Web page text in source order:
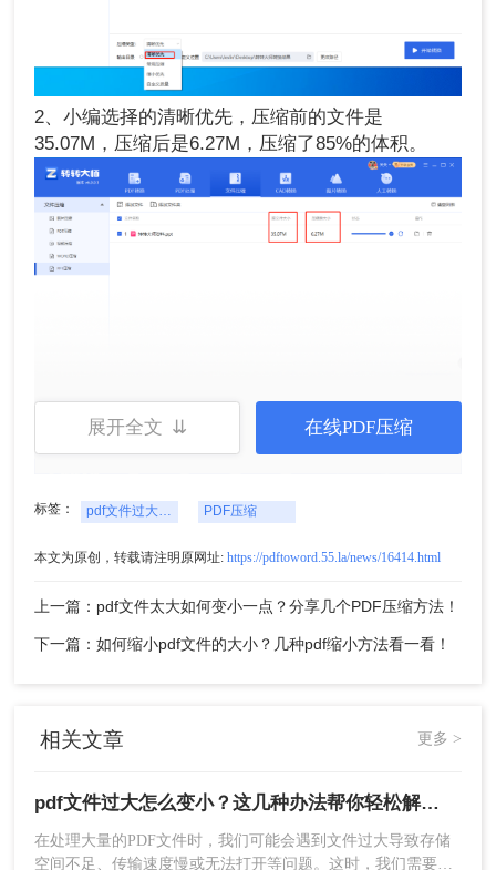
2、小编选择的清晰优先，压缩前的文件是
35.07M，压缩后是6.27M，压缩了85%的体积。
3、小编又选了一次缩小优先，压缩前的文件是
二、使用在线压缩工具
除了专业的PDF压缩软件外，还有一些在线压缩工
具可供选择。这些工具通常提供简单的操作界面和
多种压缩选项，可以帮助您快速有效地压缩PDF文
展开全文 ⇊ 在线PDF压缩
标签： pdf文件过大怎么变小 PDF压缩
本文为原创，转载请注明原网址: https://pdftoword.55.la/news/16414.html
上一篇：pdf文件太大如何变小一点？分享几个PDF压缩方法！
下一篇：如何缩小pdf文件的大小？几种pdf缩小方法看一看！
相关文章 更多 >
pdf文件过大怎么变小？这几种办法帮你轻松解决！
在处理大量的PDF文件时，我们可能会遇到文件过大导致存储
空间不足、传输速度慢或无法打开等问题。这时，我们需要采